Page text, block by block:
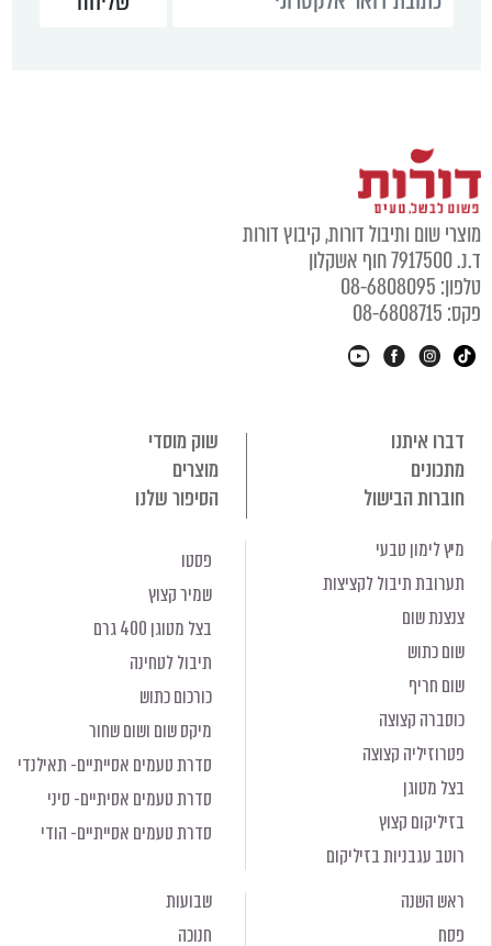
מוצרי שום ותיבול דורות, קיבוץ דורות
ד.נ. 7917500 חוף אשקלון
טלפון: 08-6808095
פקס: 08-6808715
דברו איתנו
שוק מוסדי
מתכונים
מוצרים
חוברות הבישול
הסיפור שלנו
מיץ לימון טבעי
תערובת תיבול לקציצות
צנצנת שום
שום כתוש
שום חריף
כוסברה קצוצה
פטרוזיליה קצוצה
בצל מטוגן
בזיליקום קצוץ
רוטב עגבניות בזיליקום
פסטו
שמיר קצוץ
בצל מטוגן 400 גרם
תיבול לטחינה
כורכום כתוש
מיקס שום ושום שחור
סדרת טעמים אסייתיים- תאילנדי
סדרת טעמים אסיתיים- סיני
סדרת טעמים אסייתיים- הודי
ראש השנה
פסח
שבועות
חנוכה